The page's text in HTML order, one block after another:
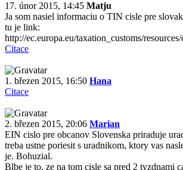
17. únor 2015, 14:45 Matju
Ja som nasiel informaciu o TIN cisle pre
tu je link:
http://ec.europa.eu/taxation_customs/
Citace
1. březen 2015, 16:50 Hana
Citace
2. březen 2015, 20:06 Marian
EIN cislo pre obcanov Slovenska priraduje
treba ustne poriesit s uradnikom, ktory vas
je. Bohuzial.
Blbe je to, ze na tom cisle sa pred 2 tyzdnami